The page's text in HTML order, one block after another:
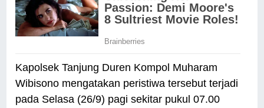
Kapolsek Tanjung Duren Kompol Muharam
Wibisono mengatakan peristiwa tersebut terjadi
pada Selasa (26/9) pagi sekitar pukul 07.00